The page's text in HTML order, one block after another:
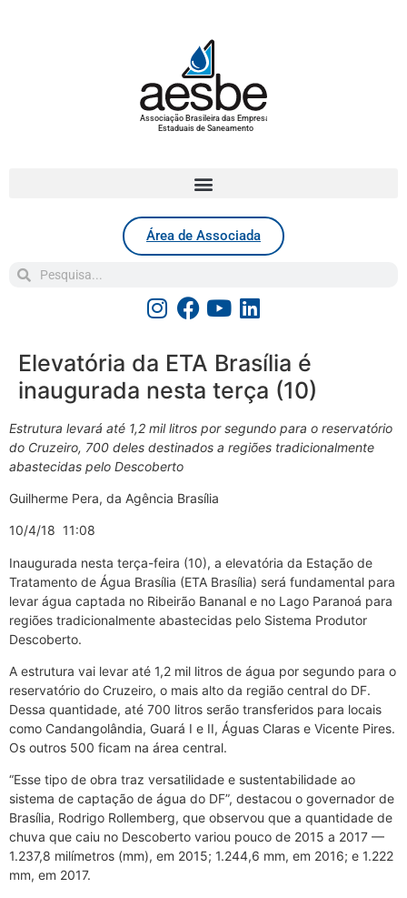
Associação Brasileira das Empresas
Estaduais de Saneamento
Área de Associada
Elevatória da ETA Brasília é
inaugurada nesta terça (10)
Estrutura levará até 1,2 mil litros por segundo para o reservatório
do Cruzeiro, 700 deles destinados a regiões tradicionalmente
abastecidas pelo Descoberto
Guilherme Pera, da Agência Brasília
10/4/18 11:08
Inaugurada nesta terça-feira (10), a elevatória da Estação de
Tratamento de Água Brasília (ETA Brasília) será fundamental para
levar água captada no Ribeirão Bananal e no Lago Paranoá para
regiões tradicionalmente abastecidas pelo Sistema Produtor
Descoberto.
A estrutura vai levar até 1,2 mil litros de água por segundo para o
reservatório do Cruzeiro, o mais alto da região central do DF.
Dessa quantidade, até 700 litros serão transferidos para locais
como Candangolândia, Guará I e II, Águas Claras e Vicente Pires.
Os outros 500 ficam na área central.
“Esse tipo de obra traz versatilidade e sustentabilidade ao
sistema de captação de água do DF”, destacou o governador de
Brasília, Rodrigo Rollemberg, que observou que a quantidade de
chuva que caiu no Descoberto variou pouco de 2015 a 2017 —
1.237,8 milímetros (mm), em 2015; 1.244,6 mm, em 2016; e 1.222
mm, em 2017.